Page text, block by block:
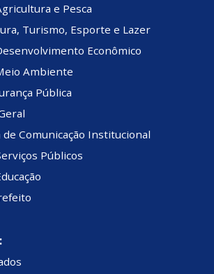
e Pesca
Turismo, Esporte e Lazer
Econômico
Ambiente
Pública
Comunicação Institucional
Públicos